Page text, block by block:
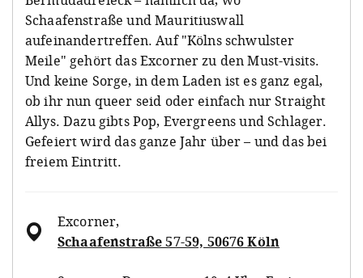
Schaafenstraße und Mauritiuswall
aufeinandertreffen. Auf "Kölns schwulster
Meile" gehört das Excorner zu den Must-visits.
Und keine Sorge, in dem Laden ist es ganz egal,
ob ihr nun queer seid oder einfach nur Straight
Allys. Dazu gibts Pop, Evergreens und Schlager.
Gefeiert wird das ganze Jahr über – und das bei
freiem Eintritt.
Excorner,
Schaafenstraße 57-59, 50676 Köln